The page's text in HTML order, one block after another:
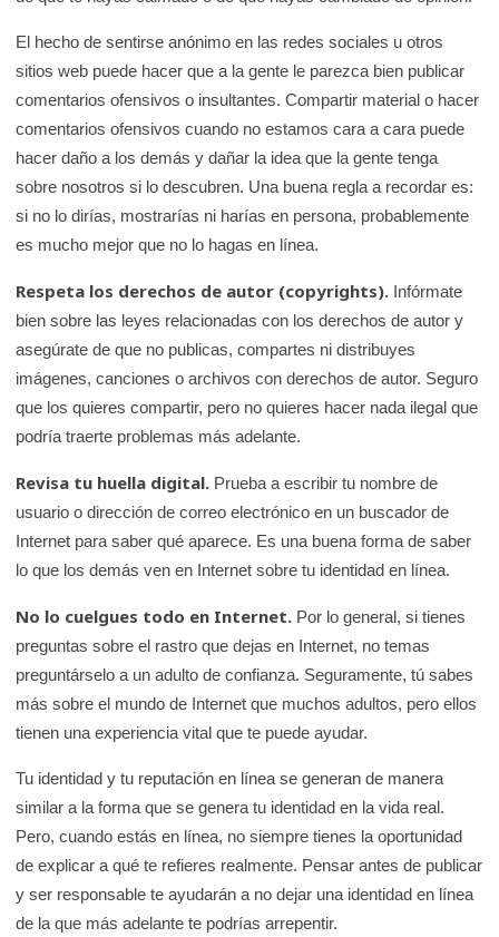
El hecho de sentirse anónimo en las redes sociales u otros
sitios web puede hacer que a la gente le parezca bien publicar
comentarios ofensivos o insultantes. Compartir material o hacer
comentarios ofensivos cuando no estamos cara a cara puede
hacer daño a los demás y dañar la idea que la gente tenga
sobre nosotros si lo descubren. Una buena regla a recordar es:
si no lo dirías, mostrarías ni harías en persona, probablemente
es mucho mejor que no lo hagas en línea.
Respeta los derechos de autor (copyrights). Infórmate
bien sobre las leyes relacionadas con los derechos de autor y
asegúrate de que no publicas, compartes ni distribuyes
imágenes, canciones o archivos con derechos de autor. Seguro
que los quieres compartir, pero no quieres hacer nada ilegal que
podría traerte problemas más adelante.
Revisa tu huella digital. Prueba a escribir tu nombre de
usuario o dirección de correo electrónico en un buscador de
Internet para saber qué aparece. Es una buena forma de saber
lo que los demás ven en Internet sobre tu identidad en línea.
No lo cuelgues todo en Internet. Por lo general, si tienes
preguntas sobre el rastro que dejas en Internet, no temas
preguntárselo a un adulto de confianza. Seguramente, tú sabes
más sobre el mundo de Internet que muchos adultos, pero ellos
tienen una experiencia vital que te puede ayudar.
Tu identidad y tu reputación en línea se generan de manera
similar a la forma que se genera tu identidad en la vida real.
Pero, cuando estás en línea, no siempre tienes la oportunidad
de explicar a qué te refieres realmente. Pensar antes de publicar
y ser responsable te ayudarán a no dejar una identidad en línea
de la que más adelante te podrías arrepentir.